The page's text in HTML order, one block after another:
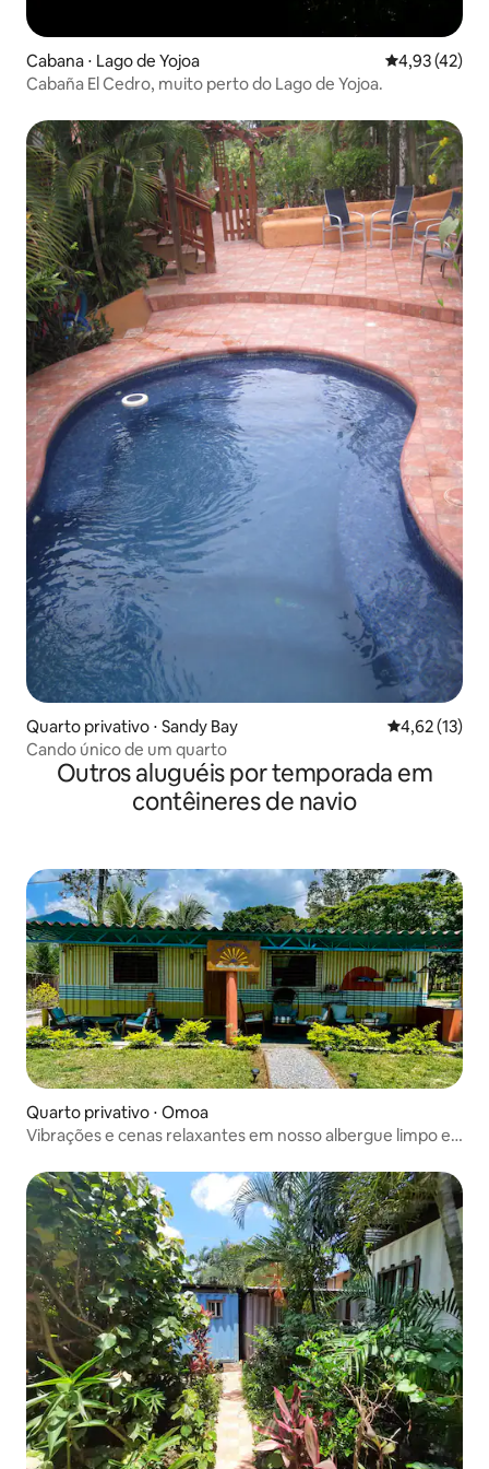
Cabana ⋅ Lago de Yojoa 4,93 de uma
4,93 (42)
Cabaña El Cedro, muito perto do Lago de Yojoa.
Quarto privativo ⋅ Sandy Bay 4,62 de uma
4,62 (13)
Cando único de um quarto
Outros aluguéis por temporada em
contêineres de navio
Quarto privativo ⋅ Omoa
Vibrações e cenas relaxantes em nosso albergue limpo e